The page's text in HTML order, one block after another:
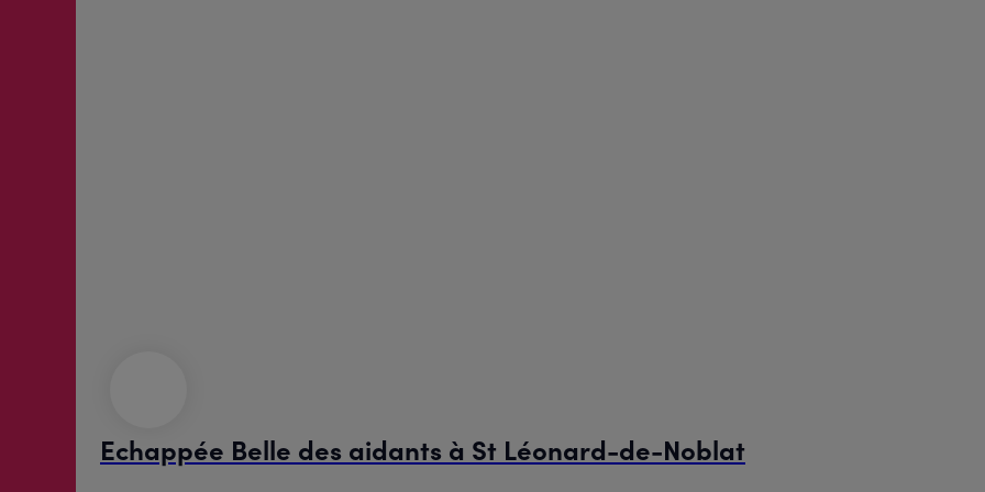
Echappée Belle des aidants à St Léonard-de-Noblat